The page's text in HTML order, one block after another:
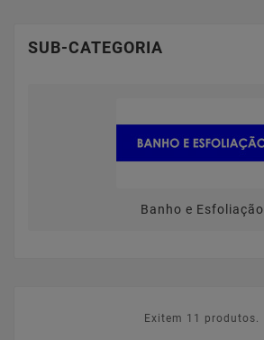
SUB-CATEGORIA
Banho e Esfoliação
Exitem 11 produtos.